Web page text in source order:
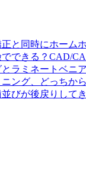
正と同時にホーム
でできる？CAD/
とラミネートベニ
ング、どっちか
びが後戻りして